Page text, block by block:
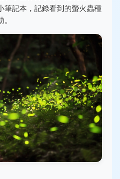
筆記本，記錄看到的螢火蟲種